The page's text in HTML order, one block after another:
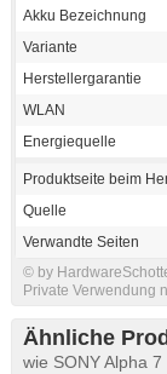
Akku Bezeichnung
Variante
Herstellergarantie
WLAN
Energiequelle
Produktseite beim
Quelle
Verwandte Seiten
© by
Private Verwendung
Ähnliche
wie SONY Alpha